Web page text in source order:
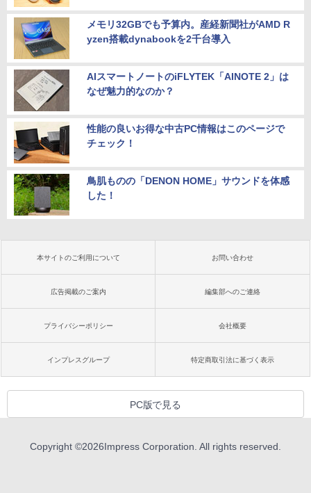
メモリ32GBでも予算内。産経新聞社がAMD R
yzen搭載dynabookを2千台導入
AIスマートノートのiFLYTEK「AINOTE 2」は
なぜ魅力的なのか？
性能の良いお得な中古PC情報はこのページで
チェック！
鳥肌ものの「DENON HOME」サウンドを体感
した！
本サイトのご利用について お問い合わせ
広告掲載のご案内 編集部へのご連絡
プライバシーポリシー 会社概要
インプレスグループ 特定商取引法に基づく表示
PC版で見る
Copyright ©2026Impress Corporation. All rights reserved.